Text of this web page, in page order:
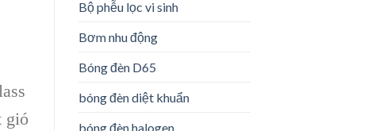
Bộ phễu lọc vi sinh
Bơm nhu động
Bóng đèn D65
bóng đèn diệt khuẩn
bóng đèn halogen
gió